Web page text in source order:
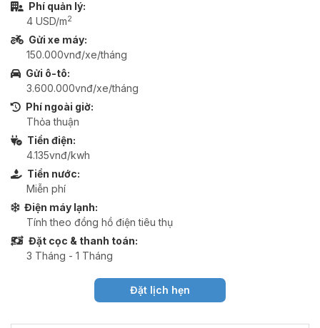
Phí quản lý:
4 USD/m2
Gửi xe máy:
150.000vnđ/xe/tháng
Gửi ô-tô:
3.600.000vnđ/xe/tháng
Phí ngoài giờ:
Thỏa thuận
Tiền điện:
4.135vnđ/kwh
Tiền nước:
Miễn phí
Điện máy lạnh:
Tính theo đồng hồ điện tiêu thụ
Đặt cọc & thanh toán:
3 Tháng - 1 Tháng
Đặt lịch hẹn